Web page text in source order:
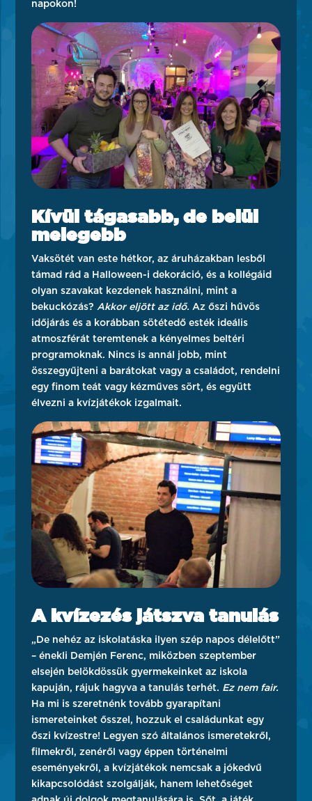
napokon!
Kívül tágasabb, de belül
melegebb
Vaksötét van este hétkor, az áruházakban lesből
támad rád a Halloween-i dekoráció, és a kollégáid
olyan szavakat kezdenek használni, mint a
bekuckózás? Akkor eljött az idő.Az őszi hűvös
időjárás és a korábban sötétedő esték ideális
atmoszférát teremtenek a kényelmes beltéri
programoknak. Nincs is annál jobb, mint
összegyűjteni a barátokat vagy a családot, rendelni
egy finom teát vagy kézműves sört, és együtt
élvezni a kvízjátékok izgalmait.
A kvízezés játszva tanulás
„De nehéz az iskolatáska ilyen szép napos délelőtt”
– énekli Demjén Ferenc, miközben szeptember
elsején belökdössük gyermekeinket az iskola
kapuján, rájuk hagyva a tanulás terhét. Ez nem fair.
Ha mi is szeretnénk tovább gyarapítani
ismereteinket ősszel, hozzuk el családunkat egy
őszi kvízestre! Legyen szó általános ismeretekről,
filmekről, zenéről vagy éppen történelmi
eseményekről, a kvízjátékok nemcsak a jókedvű
kikapcsolódást szolgálják, hanem lehetőséget